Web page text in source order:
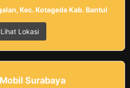
Kec. Kotagede Kab. Bantul
Lihat Lokasi
Surabaya